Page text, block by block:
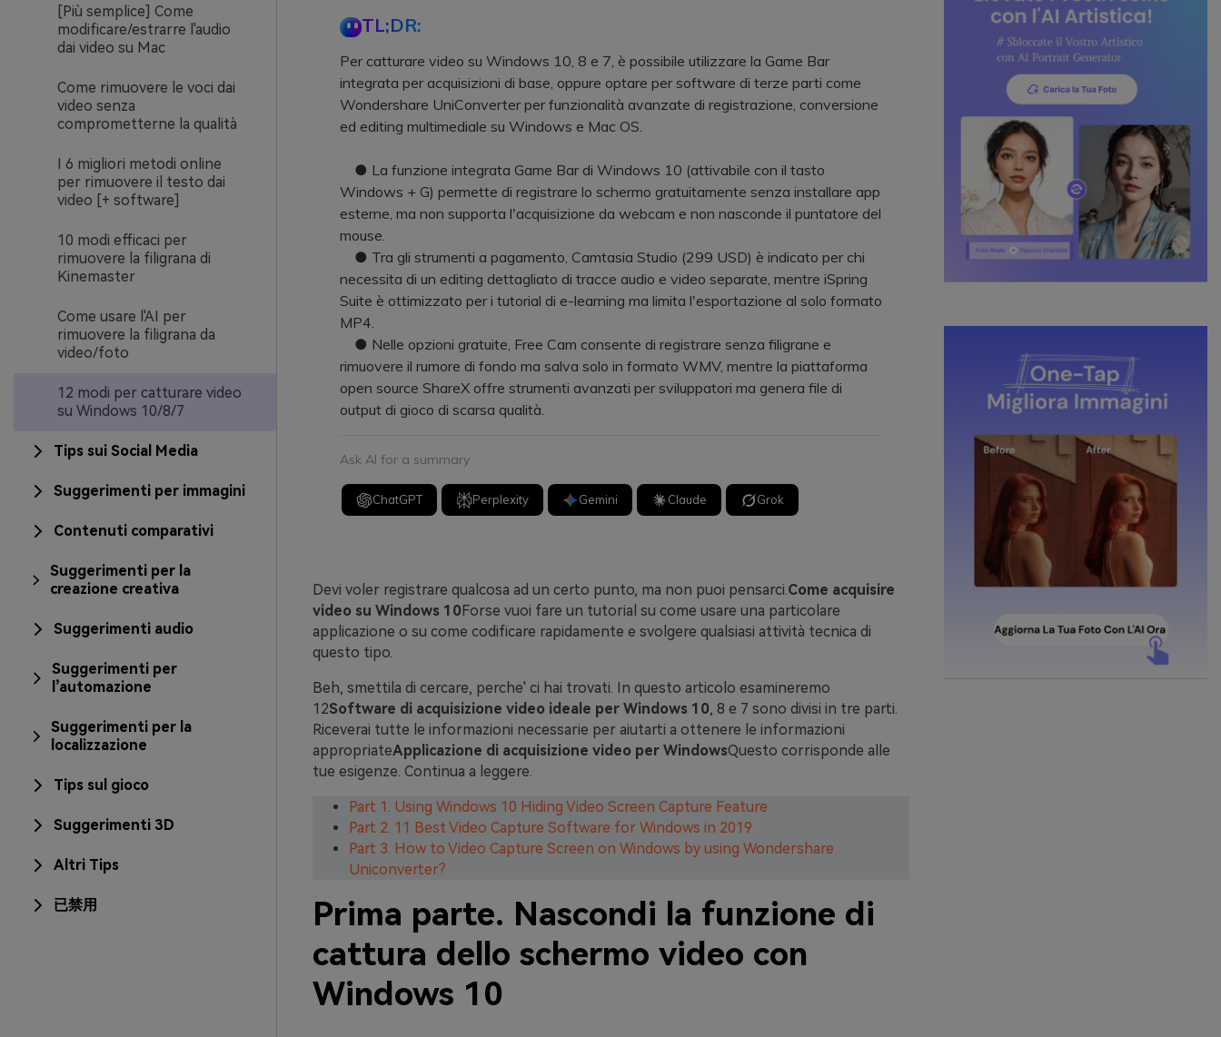
[Più semplice] Come
modificare/estrarre l'audio
dai video su Mac
Come rimuovere le voci dai
video senza
comprometterne la qualità
I 6 migliori metodi online
per rimuovere il testo dai
video [+ software]
10 modi efficaci per
rimuovere la filigrana di
Kinemaster
Come usare l'AI per
rimuovere la filigrana da
video/foto
12 modi per catturare video
su Windows 10/8/7
Tips sui Social Media
Suggerimenti per immagini
Contenuti comparativi
Suggerimenti per la
creazione creativa
Suggerimenti audio
Suggerimenti per
l’automazione
Suggerimenti per la
localizzazione
Tips sul gioco
Suggerimenti 3D
Altri Tips
已禁用
TL;DR:
Per catturare video su Windows 10, 8 e 7, è possibile utilizzare la Game Bar
integrata per acquisizioni di base, oppure optare per software di terze parti come
Wondershare UniConverter per funzionalità avanzate di registrazione, conversione
ed editing multimediale su Windows e Mac OS.
● La funzione integrata Game Bar di Windows 10 (attivabile con il tasto
Windows + G) permette di registrare lo schermo gratuitamente senza installare app
esterne, ma non supporta l'acquisizione da webcam e non nasconde il puntatore del
mouse.
● Tra gli strumenti a pagamento, Camtasia Studio (299 USD) è indicato per chi
necessita di un editing dettagliato di tracce audio e video separate, mentre iSpring
Suite è ottimizzato per i tutorial di e-learning ma limita l'esportazione al solo formato
MP4.
● Nelle opzioni gratuite, Free Cam consente di registrare senza filigrane e
rimuovere il rumore di fondo ma salva solo in formato WMV, mentre la piattaforma
open source ShareX offre strumenti avanzati per sviluppatori ma genera file di
output di gioco di scarsa qualità.
Ask AI for a summary
ChatGPT Perplexity Gemini Claude Grok
Devi voler registrare qualcosa ad un certo punto, ma non puoi pensarci.Come acquisire
video su Windows 10Forse vuoi fare un tutorial su come usare una particolare
applicazione o su come codificare rapidamente e svolgere qualsiasi attività tecnica di
questo tipo.
Beh, smettila di cercare, perche' ci hai trovati. In questo articolo esamineremo
12Software di acquisizione video ideale per Windows 10, 8 e 7 sono divisi in tre parti.
Riceverai tutte le informazioni necessarie per aiutarti a ottenere le informazioni
appropriateApplicazione di acquisizione video per WindowsQuesto corrisponde alle
tue esigenze. Continua a leggere.
Part 1. Using Windows 10 Hiding Video Screen Capture Feature
Part 2. 11 Best Video Capture Software for Windows in 2019
Part 3. How to Video Capture Screen on Windows by using Wondershare
Uniconverter?
Prima parte. Nascondi la funzione di
cattura dello schermo video con
Windows 10